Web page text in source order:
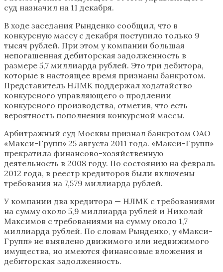
суд назначил на 11 декабря.
В ходе заседания Рынденко сообщил, что в
конкурсную массу с декабря поступило только 9
тысяч рублей. При этом у компании большая
непогашенная дебиторская задолженность в
размере 5,7 миллиарда рублей. Это три дебитора,
которые в настоящее время признаны банкротом.
Представитель НЛМК поддержал ходатайство
конкурсного управляющего о продлении
конкурсного производства, отметив, что есть
вероятность пополнения конкурсной массы.
Арбитражный суд Москвы признал банкротом ОАО
«Макси-Групп» 25 августа 2011 года. «Макси-Групп»
прекратила финансово-хозяйственную
деятельность в 2008 году. По состоянию на февраль
2012 года, в реестр кредиторов были включены
требования на 7,579 миллиарда рублей.
У компании два кредитора — НЛМК с требованиями
на сумму около 5,9 миллиарда рублей и Николай
Максимов с требованиями на сумму около 1,7
миллиарда рублей. По словам Рынденко, у «Макси-
Групп» не выявлено движимого или недвижимого
имущества, но имеются финансовые вложения и
дебиторская задолженность.